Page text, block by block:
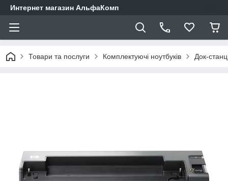
Интернет магазин АльфаКомп
Товари та послуги Комплектуючі ноутбуків Док-